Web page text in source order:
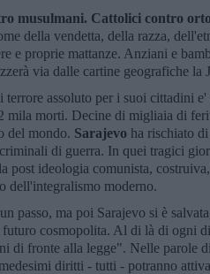
musulmani. Cattolici contro
della vendetta, della razza,
e proprie mattanze. Anziani e
via dalle cartine geografiche la
terrore assoluto per i suoi cittadini
mila morti. Decine di migliaia di
del mondo. Sarajevo ha rischiato
di guerra. In quei tragici
post ideologia comunista,
dell'integralismo moderno.
passo, ma poi Sarajevo si è
cosmopolita. Al di là di ogni
di fronte alla legge". Nelle parole
diritti - tutti - potranno